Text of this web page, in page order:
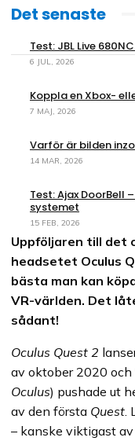
Det senaste
Test: JBL Live
6 JUL, 2026
Koppla en Xbox-
7 MAJ, 2026
Varför är bilden
14 MAR, 2026
Test: Ajax DoorBell
systemet
15 FEB, 2026
Uppföljaren till det
headsetet Oculus
bästa man kan
VR-världen. Det
sådant!
Oculus Quest 2
av oktober 2020 och
Oculus) pushade ut
av den första Quest
– kanske viktigast av